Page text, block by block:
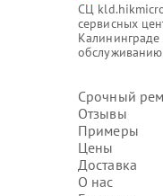
СЦ
сервисных
Срочный
Отзывы
Примеры
Цены
Доставка
О нас